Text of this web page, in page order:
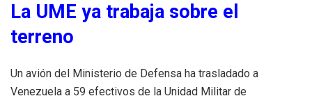
La UME ya trabaja sobre el
terreno
Un avión del Ministerio de Defensa ha trasladado a
Venezuela a 59 efectivos de la Unidad Militar de